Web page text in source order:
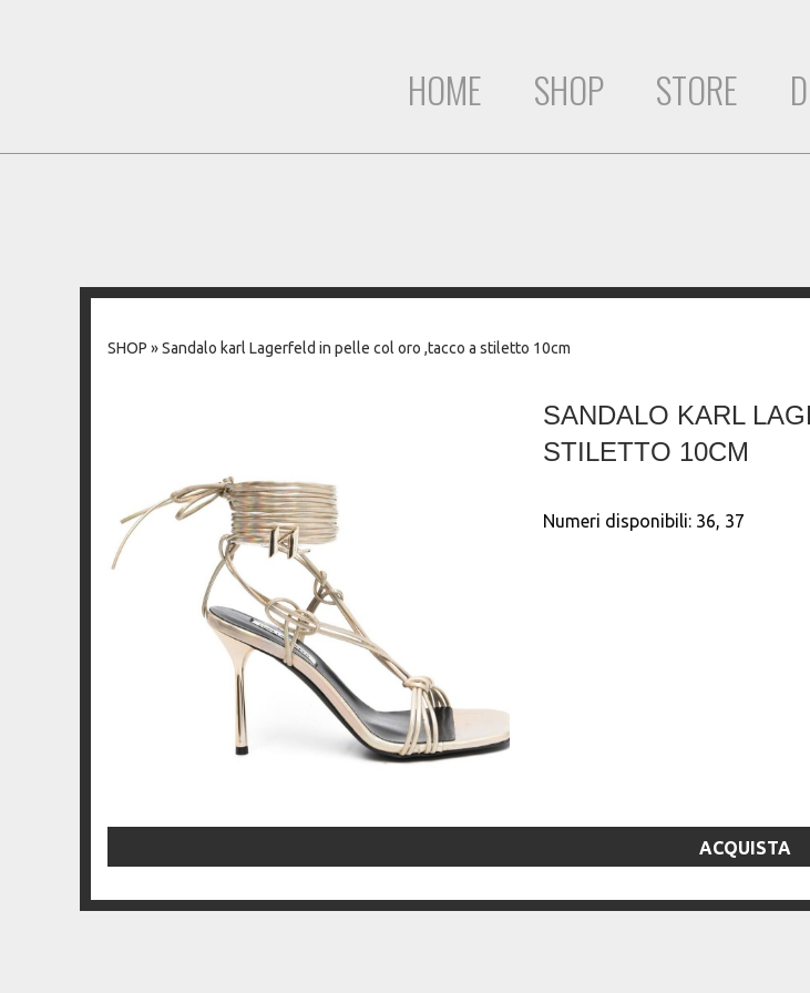
HOME SHOP STORE
SHOP »Sandalo karl Lagerfeld in pelle col oro ,tacco a stiletto 10cm
SANDALO KARL
STILETTO 10CM
Numeri disponibili: 36, 37
ACQUISTA